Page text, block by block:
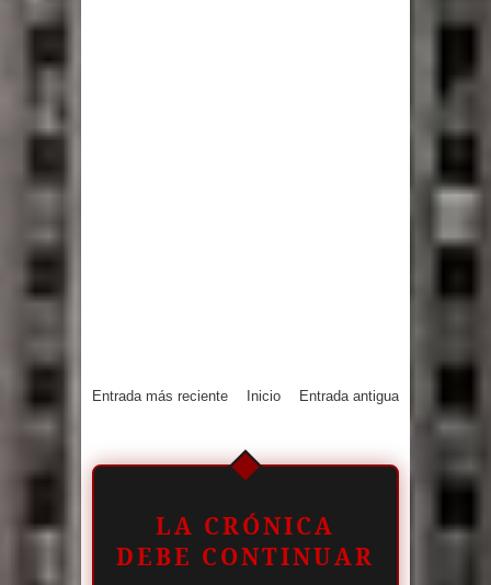
Entrada más reciente Entrada antigua
Inicio
LA CRÓNICA
DEBE CONTINUAR